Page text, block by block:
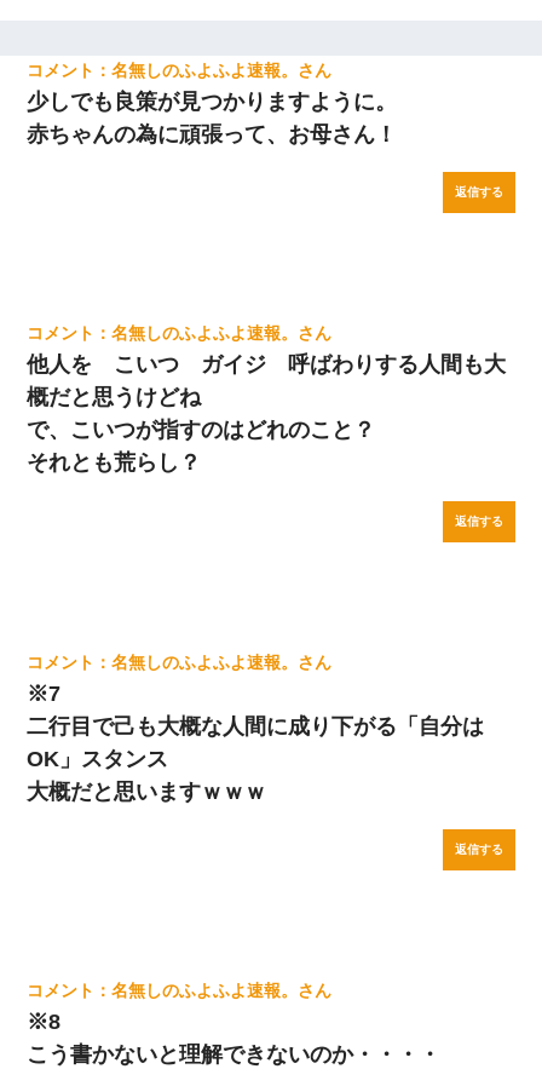
名無しのふよふよ速報。
少しでも良策が見つかりますように。
赤ちゃんの為に頑張って、お母さん！
返信する
名無しのふよふよ速報。
他人を こいつ ガイジ 呼ばわりする人間も大
概だと思うけどね
で、こいつが指すのはどれのこと？
それとも荒らし？
返信する
名無しのふよふよ速報。
※7
二行目で己も大概な人間に成り下がる「自分は
OK」スタンス
大概だと思いますｗｗｗ
返信する
名無しのふよふよ速報。
※8
こう書かないと理解できないのか・・・・